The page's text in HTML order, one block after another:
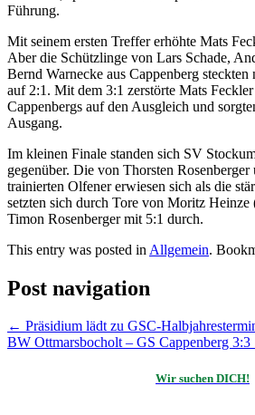
Führung.
Mit seinem ersten Treffer erhöhte Mats
Aber die Schützlinge von Lars Schade,
Bernd Warnecke aus Cappenberg
auf 2:1. Mit dem 3:1 zerstörte Mats
Cappenbergs auf den Ausgleich und
Ausgang.
Im kleinen Finale standen sich SV
gegenüber. Die von Thorsten
trainierten Olfener erwiesen sich als die
setzten sich durch Tore von Moritz Heinze
Timon Rosenberger mit 5:1 durch.
This entry was posted in Allgemein.
Post navigation
← Präsidium lädt zu GSC-
BW Ottmarsbocholt – GS Cappenberg 3:3
Wir suchen DICH!